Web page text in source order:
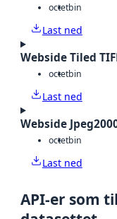
octetbin
Last ned
Webside Tiled
octetbin
Last ned
Webside
octetbin
Last ned
API-er som